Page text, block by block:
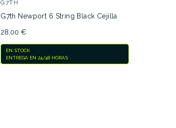
G7TH
G7th Newport 6 String Black Cejilla
28,00 €
EN STOCK
ENTREGA EN 24/48 HORAS